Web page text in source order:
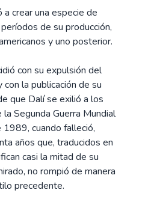
crear una especie de
de su producción,
y uno posterior.
con su expulsión del
la publicación de su
que Dalí se exilió a los
Segunda Guerra Mundial
cuando falleció,
años que, traducidos en
casi la mitad de su
no rompió de manera
precedente.